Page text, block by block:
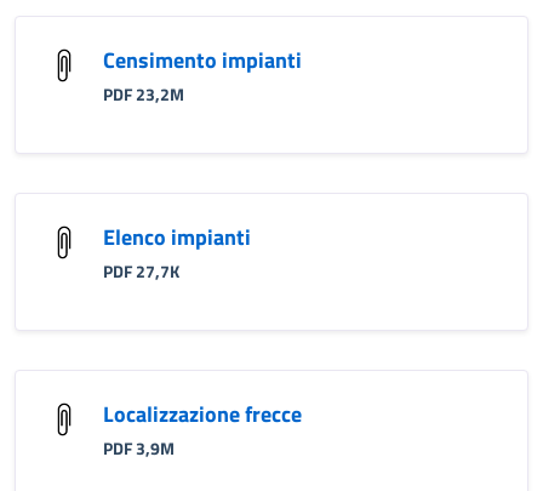
Censimento impianti
PDF 23,2M
Elenco impianti
PDF 27,7K
Localizzazione frecce
PDF 3,9M